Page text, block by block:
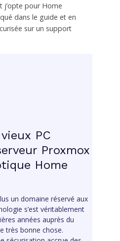
j’opte pour Home
dans le guide et en
sur un support
PC
Proxmox
Home
un domaine réservé aux
s’est véritablement
années auprès du
très bonne chose.